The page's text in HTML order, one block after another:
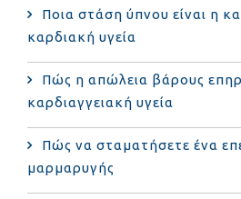
Ποια στάση ύπνου είναι η
καρδιακή υγεία
Πώς η απώλεια βάρους
καρδιαγγειακή υγεία
Πώς να σταματήσετε ένα
μαρμαρυγής